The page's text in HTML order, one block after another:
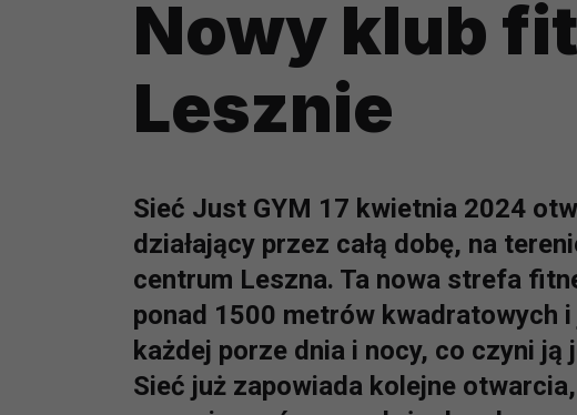
Nowy klub
Lesznie
Sieć Just GYM 17 kwietnia 2024
działający przez całą dobę, na
centrum Leszna. Ta nowa strefa
ponad 1500 metrów kwadratowych
każdej porze dnia i nocy, co czyni ją
Sieć już zapowiada kolejne